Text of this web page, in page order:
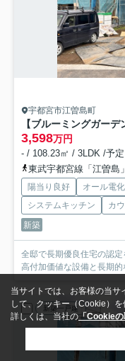
宇都宮市江曽島町
3,598万円
- / 108.23㎡ / 3LDK /予定
東武宇都宮線「江曽島
陽当り良好 オール電化
システムキッチン
カ
新築
全邸で長期優良住宅の認定
高付加価値な設備と長期
新築一戸建
当サイトでは、お客様の当サ
して、クッキー（Cookie）を
詳しくは、当社の「Cookieの